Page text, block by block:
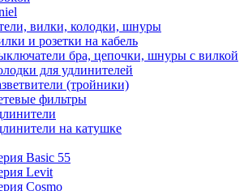
вилки, колодки, шнуры
и розетки на кабель
бра, цепочки, шнуры с вилкой
для удлинителей
(тройники)
фильтры
на катушке
Basic 55
Levit
Cosmo